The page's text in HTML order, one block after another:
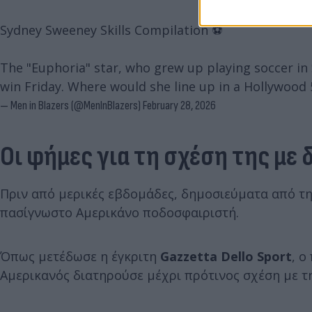
Sydney Sweeney Skills Compilation ⚽️
The "Euphoria" star, who grew up playing soccer
win Friday. Where would she line up in a Hollywood
— Men in Blazers (@MenInBlazers) February 28, 2026
Οι φήμες για τη σχέση της
Πριν από μερικές εβδομάδες, δημοσιεύματα από
πασίγνωστο Αμερικάνο ποδοσφαιριστή.
Όπως μετέδωσε η έγκριτη Gazzetta Dello Sport, ο
Αμερικανός διατηρούσε μέχρι πρότινος σχέση με